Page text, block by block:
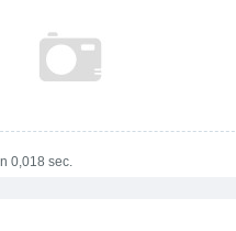
0,018 sec.